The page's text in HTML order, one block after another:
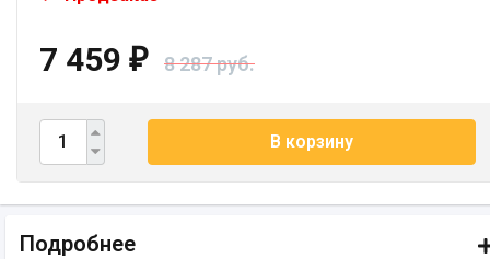
7 459 ₽ 8 287 руб.
В корзину
Подробнее